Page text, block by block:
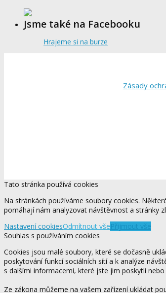
Jsme také na Facebooku
Hrajeme si na burze
Zásady
Tato stránka používá cookies
Na stránkách používáme soubory cookies.
pomáhají nám analyzovat návštěvnost a stránky
Nastavení cookiesOdmítnout všePřijmout vše
Souhlas s používáním cookies
Cookies jsou malé soubory, které se dočasně
poskytování funkcí sociálních sítí a k analýze
s dalšími informacemi, které jste jim poskytli
Ze zákona můžeme na vašem zařízení ukládat